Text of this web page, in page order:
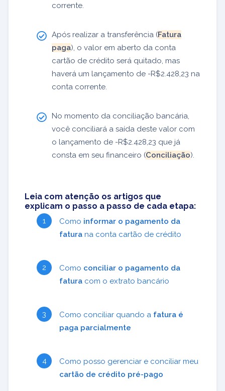
corrente.
Após realizar a transferência (Fatura
paga), o valor em aberto da conta
cartão de crédito será quitado, mas
haverá um lançamento de -R$2.428,23 na
conta corrente.
No momento da conciliação bancária,
você conciliará a saída deste valor com
o lançamento de -R$2.428,23 que já
consta em seu financeiro (Conciliação).
Leia com atenção os artigos que
explicam o passo a passo de cada etapa:
Como informar o pagamento da
fatura na conta cartão de crédito
Como conciliar o pagamento da
fatura com o extrato bancário
Como conciliar quando a fatura é
paga parcialmente
Como posso gerenciar e conciliar meu
cartão de crédito pré-pago